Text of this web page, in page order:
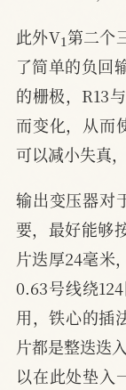
此外V 第二个
了简单的负回
的栅极，R13
而变化，从而
可以减小失真
输出变压器对
要，最好能够
片迭厚24毫米
0.63号线绕
用，铁心的插
片都是整迭迭
以在此处垫入